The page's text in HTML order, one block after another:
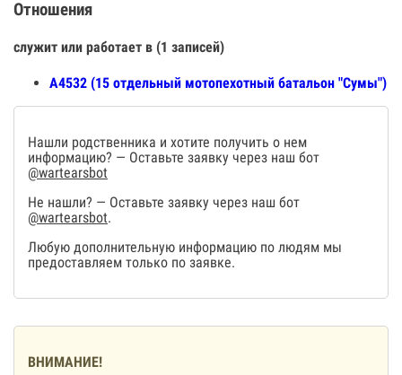
Отношения
служит или работает в (1 записей)
А4532 (15 отдельный мотопехотный батальон "Сумы")
Нашли родственника и хотите получить о нем
информацию? — Оставьте заявку через наш бот
@wartearsbot
Не нашли? — Оставьте заявку через наш бот
@wartearsbot.
Любую дополнительную информацию по людям мы
предоставляем только по заявке.
ВНИМАНИЕ!